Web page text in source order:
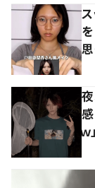
思
ｗ